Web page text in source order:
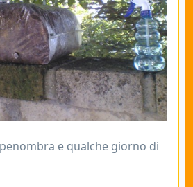
e qualche giorno di